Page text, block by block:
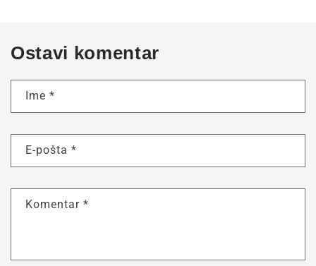
Ostavi komentar
Ime *
E-pošta *
Komentar *